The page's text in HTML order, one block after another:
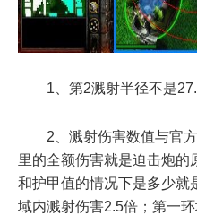
1、第2溅射半径不是
2、溅射伤害数值与官
里的全额伤害就是迫击炮的
和护甲值的情况下是多少就
域内溅射伤害2.5倍；第一